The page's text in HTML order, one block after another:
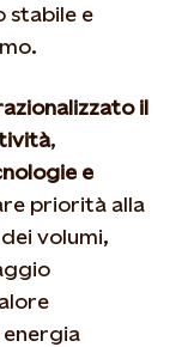
stabile e
il
,
e
priorità alla
volumi,